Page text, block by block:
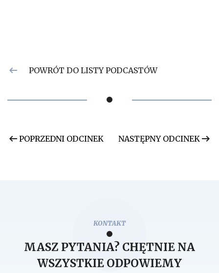
POWRÓT DO LISTY PODCASTÓW
POPRZEDNI ODCINEK NASTĘPNY ODCINEK
KONTAKT
MASZ PYTANIA? CHĘTNIE NA
WSZYSTKIE ODPOWIEMY